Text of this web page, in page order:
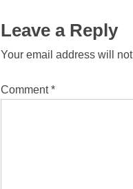
Leave a Reply
Your email address will
Comment*